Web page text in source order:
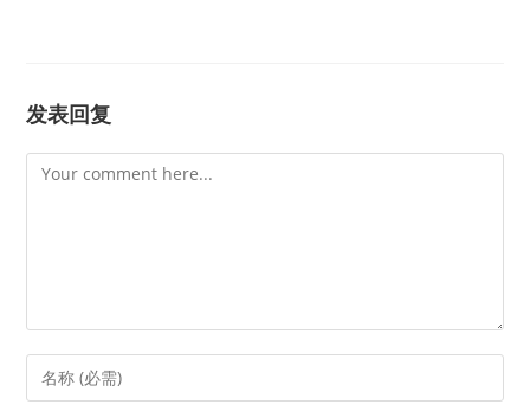
发表回复
Comment
Enter
your